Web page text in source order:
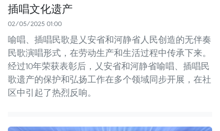
插唱文化遗产
02/05/2025 01:00
喻唱、插唱民歌是乂安省和河静省人民创造的无伴奏
民歌演唱形式，在劳动生产和生活过程中传承下来。
经过10年荣获表彰后，乂安省和河静省喻唱、插唱民
歌遗产的保护和弘扬工作在多个领域同步开展，在社
区中引起了热烈反响。